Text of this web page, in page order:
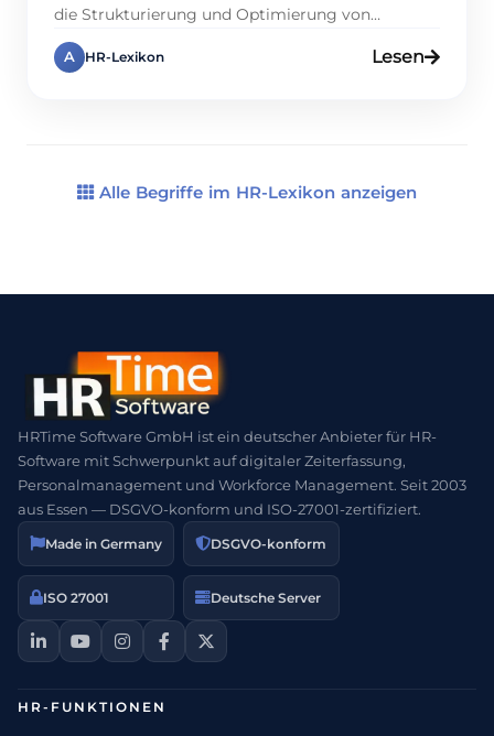
die Strukturierung und Optimierung von
Arbeitsabläufen in Unternehmen. Ziel ist es, eine
reibungslose Durchführung von Prozessen
strukturierte Ablauforganisation ist somit ein
A HR-Lexikon Lesen
Alle Begriffe im HR-Lexikon anzeigen
HRTime Software GmbH ist ein deutscher Anbieter für HR-
Software mit Schwerpunkt auf digitaler Zeiterfassung,
Personalmanagement und Workforce Management. Seit 2003
aus Essen — DSGVO-konform und ISO-27001-zertifiziert.
Made in Germany DSGVO-konform
ISO 27001 Deutsche Server
HR-FUNKTIONEN